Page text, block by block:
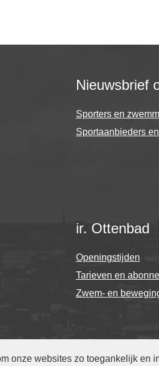
onze websites zo toegankelijk en
Nieuwsbrief
Sporters en
Sportaanbieders
ir. Ottenbad
Openingstijden
Tarieven en
Zwem- en
- Toegankelijkheidsverklaring -